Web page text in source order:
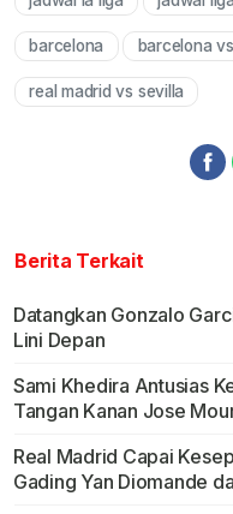
barcelona barcelona
real madrid vs sevilla
Berita Terkait
Datangkan Gonzalo
Lini Depan
Sami Khedira Antusias
Tangan Kanan Jose
Real Madrid Capai
Gading Yan Diomande